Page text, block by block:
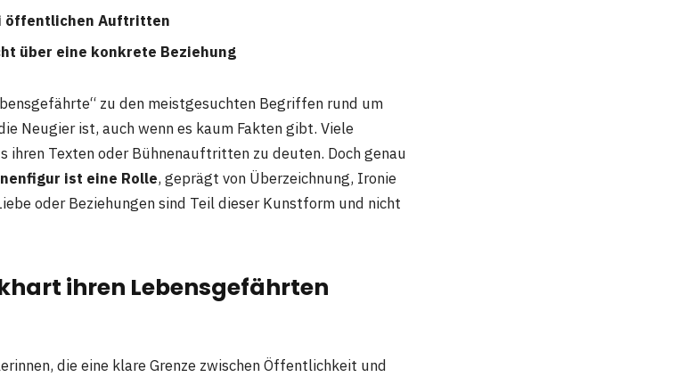
öffentlichen Auftritten
über eine konkrete Beziehung
zu den meistgesuchten Begriffen rund um
Neugier ist, auch wenn es kaum Fakten gibt. Viele
ihren Texten oder Bühnenauftritten zu deuten. Doch genau
ist eine Rolle, geprägt von Überzeichnung, Ironie
oder Beziehungen sind Teil dieser Kunstform und nicht
ihren Lebensgefährten
die eine klare Grenze zwischen Öffentlichkeit und